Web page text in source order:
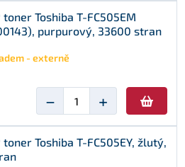
toner Toshiba T-FC505EM
purpurový, 33600 stran
- externě
− +
toner Toshiba T-FC505EY, žlutý,